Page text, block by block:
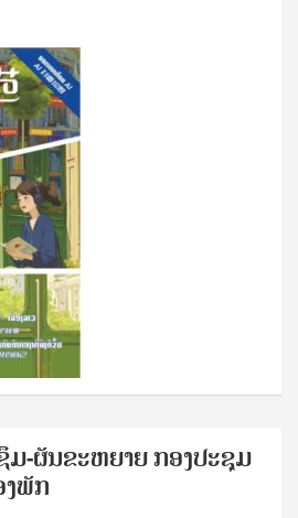
ມ-ຜັນ​ຂະ​ຫ​ຍາຍ ກອງ​ປະ​ຊຸມ​
ງ​ພັກ